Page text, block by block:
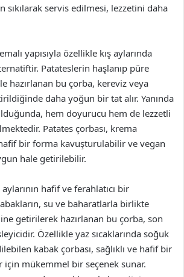
sıkılarak servis edilmesi, lezzetini daha
yapısıyla özellikle kış aylarında
Patateslerin haşlanıp püre
hazırlanan bu çorba, kereviz veya
daha yoğun bir tat alır. Yanında
hem doyurucu hem de lezzetli
Patates çorbası, krema
bir forma kavuşturulabilir ve vegan
hale getirilebilir.
hafif ve ferahlatıcı bir
su ve baharatlarla birlikte
getirilerek hazırlanan bu çorba, son
Özellikle yaz sıcaklarında soğuk
kabak çorbası, sağlıklı ve hafif bir
mükemmel bir seçenek sunar.